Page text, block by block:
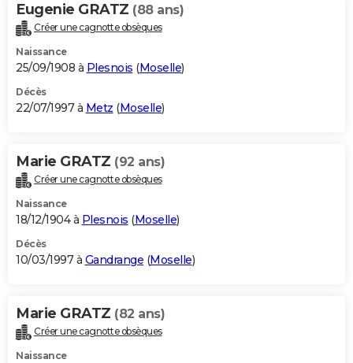
Eugenie GRATZ (88 ans)
Créer une cagnotte obsèques
Naissance
25/09/1908 à Plesnois (Moselle)
Décès
22/07/1997 à Metz (Moselle)
Marie GRATZ (92 ans)
Créer une cagnotte obsèques
Naissance
18/12/1904 à Plesnois (Moselle)
Décès
10/03/1997 à Gandrange (Moselle)
Marie GRATZ (82 ans)
Créer une cagnotte obsèques
Naissance